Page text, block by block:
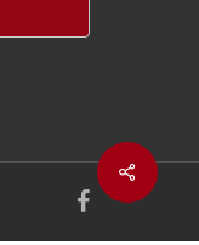
facebook